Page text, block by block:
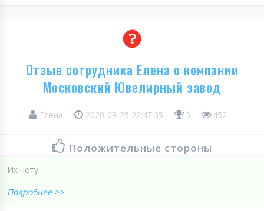
Отзыв сотрудника Елена о компании
Московский Ювелирный завод
Елена 2020-09-25 22:47:35 3 452
Положительные стороны
Их нету
Подробнее >>